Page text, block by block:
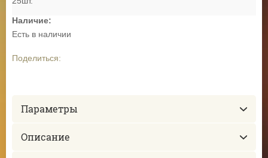
Наличие:
Есть в наличии
Поделиться:
Параметры
Описание